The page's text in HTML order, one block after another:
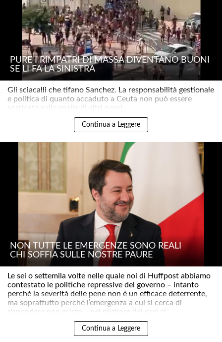
PURE I RIMPATRI DI MASSA DIVENTANO BUONI
SE LI FA LA SINISTRA
Gli sciacalli che tifano Sanchez. La responsabilità gestionale
e politica di quanto accaduto a Ceuta non può essere
scaricata sulle spalle di altri paesi..
Continua a Leggere
NON TUTTE LE EMERGENZE SONO REALI
CHI SOFFIA SULLE NOSTRE PAURE
Le sei o settemila volte nelle quale noi di Huffpost abbiamo
contestato le politiche repressive del governo – intanto
perché la severità delle pene non è un efficace deterrente,
ma soprattutto perché l’emergenza a cui si cerca di
rispondere non esiste – nel migliore dei casi ci..
Continua a Leggere